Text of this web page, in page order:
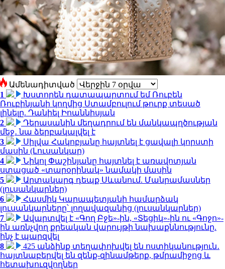
Ամենադիտված
1
Խստորեն դատապարտում եմ Ռուբեն
Ռուբինյանի կողմից Ստամբուլում թուրք տեսած
լինելը. Դանիել Իոաննիսյան
2
Դերասանին մեղադրում են մանկապղծության
մեջ․ նա ձերբակալվել է
3
Սիլվա Հակոբյանը հայտնել է ցավալի կորստի
մասին (Լուսանկար)
4
Նիկոլ Փաշինյանը հայտնել է առավոտյան
ստացած «տարօրինակ» նամակի մասին
5
Արտակարգ դեպք Սևանում. Մանրամասներ
(լուսանկարներ)
6
Հասմիկ Կարապետյանի համարձակ
լուսանկարները՝ լողավազանից (լուսանկարներ)
7
Ավարտվել է «Գող Բջե»-ին, «Տեցիկ»-ին ու «Գոջո»-
ին առնչվող քրեական վարույթի նախաքննությունը.
ինչ է պարզվել
8
425 անձինք տեղափոխվել են ոստիկանություն․
հայտնաբերվել են զենք-զինամթերք, թմրամիջոց և
հետախուզվողներ